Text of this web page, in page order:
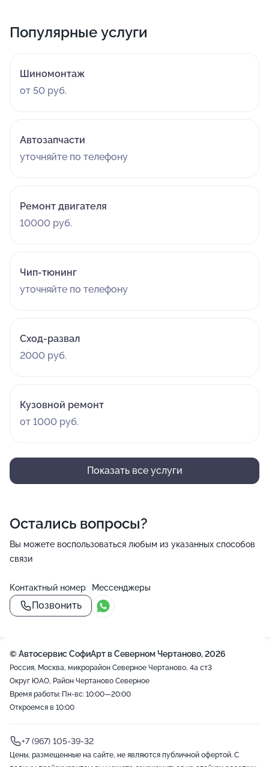
Популярные услуги
Шиномонтаж
от 50 руб.
Автозапчасти
уточняйте по телефону
Ремонт двигателя
10000 руб.
Чип-тюнинг
уточняйте по телефону
Сход-развал
2000 руб.
Кузовной ремонт
от 1000 руб.
Показать все услуги
Остались вопросы?
Вы можете воспользоваться любым из указанных способов
связи
Контактный номер
Позвонить
Мессенджеры
© Автосервис СофиАрт в Северном Чертаново, 2026
Россия, Москва, микрорайон Северное Чертаново, 4а ст3
Округ ЮАО, Район Чертаново Северное
Время работы: Пн-вс: 10:00—20:00
Откроемся в 10:00
+7 (967) 105-39-32
Цены, размещенные на сайте, не являются публичной офертой. С